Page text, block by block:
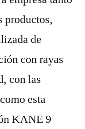
productos,
de
con rayas
con las
esta
KANE 9